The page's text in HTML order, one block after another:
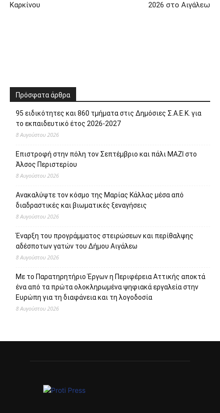
Καρκίνου
2026 στο Αιγάλεω
Πρόσφατα άρθρα
95 ειδικότητες και 860 τμήματα στις Δημόσιες Σ.Α.Ε.Κ. για